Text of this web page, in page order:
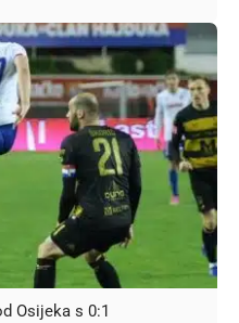
Osijeka s 0:1